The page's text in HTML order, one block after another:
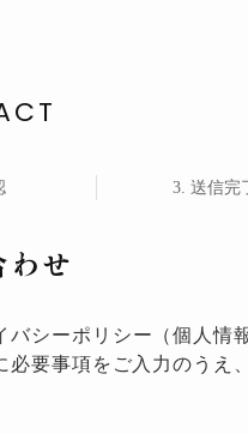
送信完
わせ
バシーポリシー （個人情
必要事項をご入力のうえ